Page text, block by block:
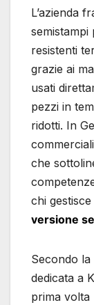
L’azienda
resistenti
grazie ai
usati
pezzi in
ridotti. In
che
chi
versione
Secondo la
dedicata a
prima volta